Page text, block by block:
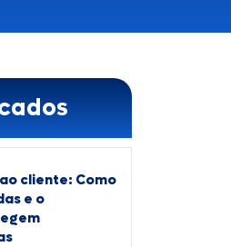
cliente: Como
e o